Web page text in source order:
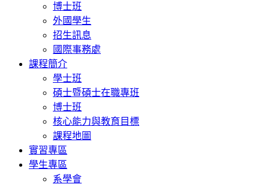
博士班
外國學生
招生訊息
國際事務處
課程簡介
學士班
碩士暨碩士在職專班
博士班
核心能力與教育目標
課程地圖
實習專區
學生專區
系學會